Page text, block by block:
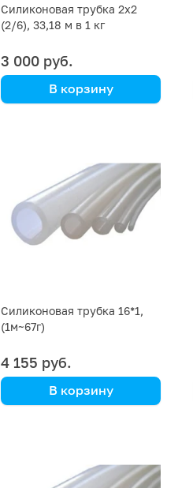
Силиконовая трубка 2х2
(2/6), 33,18 м в 1 кг
3 000 руб.
В корзину
Силиконовая трубка 16*1,
(1м~67г)
4 155 руб.
В корзину